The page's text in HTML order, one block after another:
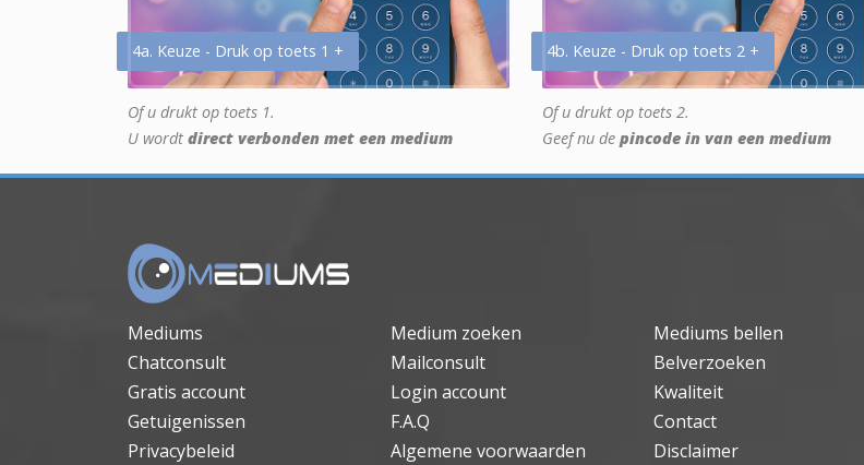
4a. Keuze - Druk op toets 1 +
Of u drukt op toets 1.
U wordt direct verbonden met een medium
4b. Keuze - Druk op toets 2 +
Of u drukt op toets 2.
Geef nu de pincode in van een medium
Mediums Medium zoeken
Mediums bellen
Chatconsult
Mailconsult
Belverzoeken
Gratis account
Login account
Kwaliteit
Getuigenissen
F.A.Q
Contact
Privacybeleid
Algemene voorwaarden
Disclaimer